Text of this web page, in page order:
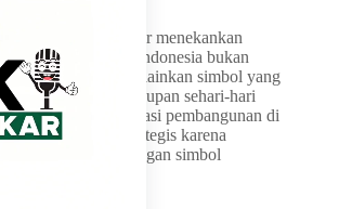
RI Nasaruddin Umar menekankan
Gerbang Moderasi Indonesia bukan
monumen fisik, melainkan simbol yang
dalam kehidupan sehari-hari
pemilihan lokasi pembangunan di
memiliki makna strategis karena
langsung dengan simbol